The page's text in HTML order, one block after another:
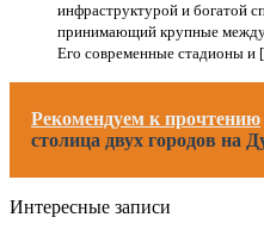
инфраструктурой и богатой
принимающий крупные
Его современные стадионы
Рекомендуем к прочтению
столица двух городов на
Интересные записи